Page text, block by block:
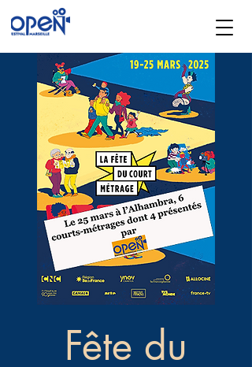
Fête du